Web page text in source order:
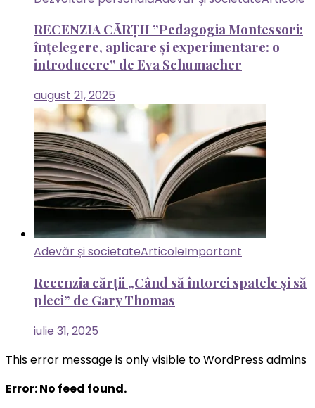
RECENZIA CĂRȚII ”Pedagogia Montessori:
înțelegere, aplicare și experimentare: o
introducere” de Eva Schumacher
august 21, 2025
Adevăr și societateArticoleImportant
Recenzia cărții „Când să întorci spatele și să
pleci” de Gary Thomas
iulie 31, 2025
This error message is only visible to WordPress admins
Error: No feed found.